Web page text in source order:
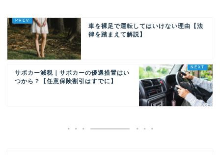
車を裸足で運転してはいけない理由【法
律を踏まえて解説】
サポカー減税｜サポカーの優遇措置はい
つから？【任意保険割引はすでに】